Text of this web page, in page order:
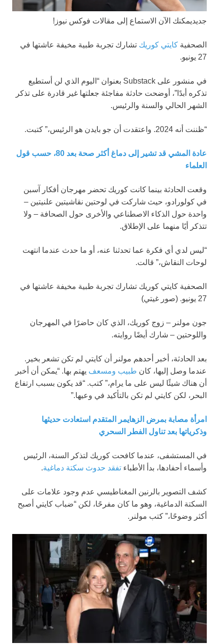
جديديمكنك الآن الاستماع إلى مقالات فوكس نيوز!
الصحفية كايتي كوريك تشارك تجربة طبية مخيفة عاشتها في
27 يونيو.
في منشور على Substack بعنوان “اليوم الذي لن أستطيع
تذكره أبدًا”، أوضحت حادثة مفاجئة جعلتها غير قادرة على تذكر
الشهر الحالي والسنة والرئيس.
“ظننت أنه 2024. واعتقدت أن جو بايدن هو الرئيس،” كتبت.
عادة المشي قد تشير إلى دماغ أكثر صحة بعد 80، حسب قول
العلماء
وقعت الحادثة بينما كانت كوريك تحضر مهرجان أفكار آسبن
في كولورادو، حيث شاركت في لوحتين نقاشيتين علنيتين –
واحدة حول الذكاء الاصطناعي والأخرى حول الصحافة – ولا
تتذكر أيًا منهما على الإطلاق.
“ليس لدي أي فكرة عما تحدثنا عنه، أو ما حدث عندما انتهت
لوحات النقاش،” قالت.
الصحفية كايتي كوريك تشارك تجربة طبية مخيفة عاشتها في
27 يونيو.
(صور غيتي)
جون مولنر – زوج كوريك، الذي كان حاضرًا في المهرجان
واللوحتين – شارك أيضًا روايته.
بعد الحادثة، أخبر أحدهم مولنر أن كايتي لم تكن تشعر بخير.
عندما وصل إليها، كان طبيب ومسعف يهتم بها. “يمكن أن أخبر
أن هناك شيئًا ليس على ما يرام،” كتب. “قد يكون بسبب ارتفاع
البحر، لكن كايتي لم تكن بالتأكيد في وعيها.”
امرأة مصابة بمرض الزهايمر المتقدم استعادت حديثها
وذكرياتها بعد تناول الفطر السحري
في المستشفى، عندما كافحت كوريك لتذكر السنة، الرئيس
وأسماء أحفادها، بدأ الأطباء تفقد حدوث سكتة دماغية.
كشف التصوير بالرنين المغناطيسي عدم وجود علامات على
السكتة الدماغية، وهو ما كان مفرحًا، لكن “ضباب كايتي أصبح
أكثر وضوحًا،” كتب مولنر.